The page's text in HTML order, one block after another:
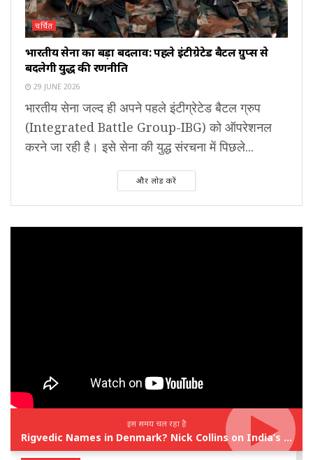
चर्चित
भारतीय सेना का बड़ा बदलाव: पहले इंटीग्रेटेड बैटल ग्रुप्स से
बदलेगी युद्ध की रणनीति
29 JUNE 2026
भारतीय सेना जल्द ही अपने पहले इंटीग्रेटेड बैटल ग्रुप
(Integrated Battle Group-IBG) को ऑपरेशनल
करने जा रही है। इसे सेना की युद्ध संरचना में पिछले...
और लोड करें
इस समय चल रहा है
Rigvedic Names in Denmark? Nick Collins on India’s Forgotten Links With Europe